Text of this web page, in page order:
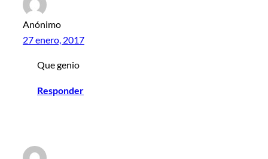
Anónimo
27 enero, 2017
Que genio
Responder